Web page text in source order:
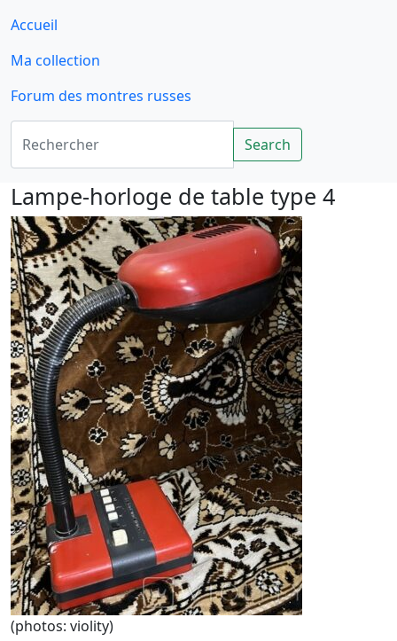
Accueil
Ma collection
Forum des montres russes
Rechercher
Search
Lampe-horloge de table type 4
(photos: violity)